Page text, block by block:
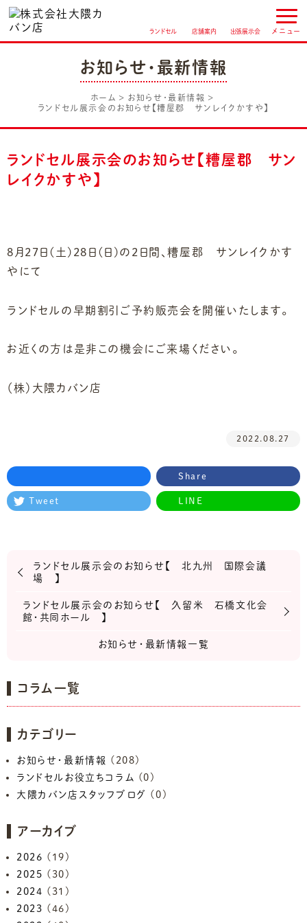
ランドセル 店舗案内 出張展示会
お知らせ・最新情報
ホーム
お知らせ・最新情報
ランドセル展示会のお知らせ【糟屋郡 サンレイクかすや】
ランドセル展示会のお知らせ【糟屋郡 サン
レイクかすや】
8月27日(土)28日(日)の2日間、糟屋郡 サンレイクかす
やにて
ランドセルの早期割引ご予約販売会を開催いたします。
お近くの方は是非この機会にご来場ください。
（株）大隈カバン店
2022.08.27
Share
Tweet LINE
ランドセル展示会のお知らせ【 北九州 国際会議
場 】
ランドセル展示会のお知らせ【 久留米 石橋文化会
館・共同ホール 】
お知らせ・最新情報一覧
コラム一覧
カテゴリー
お知らせ・最新情報
(208)
ランドセルお役立ちコラム
(0)
大隈カバン店スタッフブログ
(0)
アーカイブ
2026 (19)
2025 (30)
2024 (31)
2023 (46)